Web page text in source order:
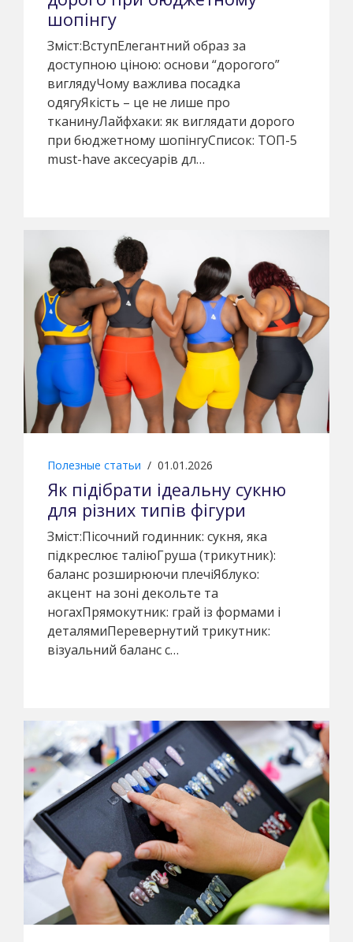
шопінгу
Зміст:ВступЕлегантний образ за
доступною ціною: основи “дорогого”
виглядуЧому важлива посадка
одягуЯкість – це не лише про
тканинуЛайфхаки: як виглядати дорого
при бюджетному шопінгуСписок: ТОП-5
must-have аксесуарів дл…
Полезные статьи / 01.01.2026
Як підібрати ідеальну сукню
для різних типів фігури
Зміст:Пісочний годинник: сукня, яка
підкреслює таліюГруша (трикутник):
баланс розширюючи плечіЯблуко:
акцент на зоні декольте та
ногахПрямокутник: грай із формами і
деталямиПеревернутий трикутник:
візуальний баланс с…